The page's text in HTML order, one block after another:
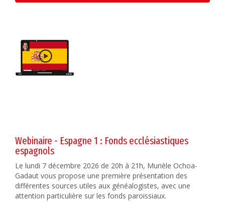
Webinaire - Espagne 1 : Fonds ecclésiastiques
espagnols
Le lundi 7 décembre 2026 de 20h à 21h, Murièle Ochoa-
Gadaut vous propose une première présentation des
différentes sources utiles aux généalogistes, avec une
attention particulière sur les fonds paroissiaux.